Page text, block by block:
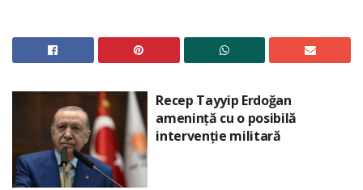
Recep Tayyip Erdoğan
amenință cu o posibilă
intervenție militară